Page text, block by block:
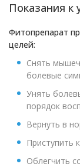
Показания к
Фитопрепарат
целей:
Снять
болевые
Унять
порядок
Вернуть в
Приступить
Облегчить